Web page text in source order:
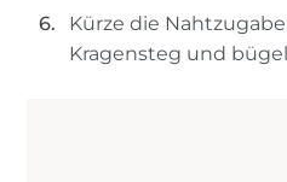
Kürze die
Kragensteg und